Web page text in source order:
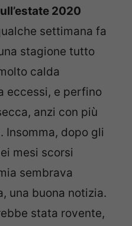
2020
settimana fa
stagione tutto
calda
eccessi, e perfino
anzi con più
Insomma, dopo gli
mesi scorsi
sembrava
una buona notizia.
stata rovente,